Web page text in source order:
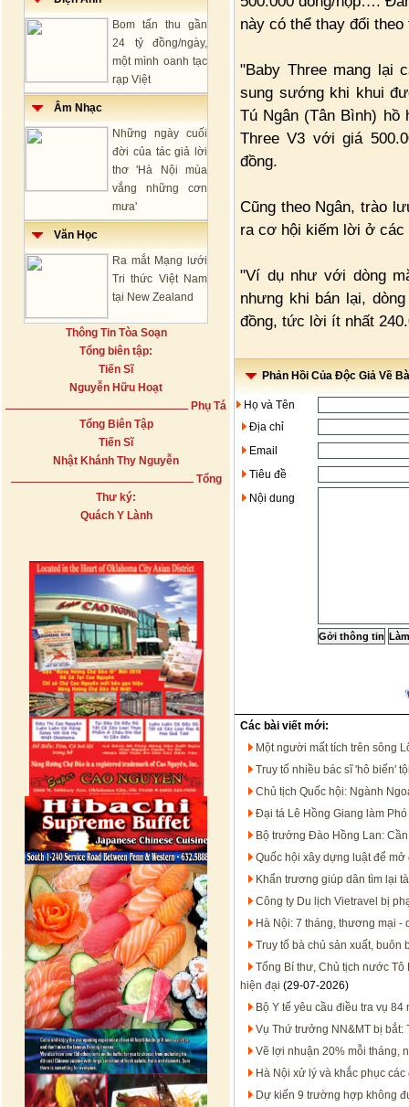
Bom tấn thu gần
24 tỷ đồng/ngày,
một mình oanh tạc
rạp Việt
Âm Nhạc
Những ngày cuối
đời của tác giả lời
thơ 'Hà Nội mùa
vắng những cơn
mưa'
Văn Học
Ra mắt Mạng lưới
Tri thức Việt Nam
tại New Zealand
Thông Tin Tòa Soạn
Tổng biên tập:
Tiến Sĩ
Nguyễn Hữu Hoạt
Phụ Tá
Tổng Biên Tập
Tiến Sĩ
Nhật Khánh Thy Nguyễn
Tổng
Thư ký:
Quách Y Lành
này có thể thay đổi
"Baby Three mang lại
sung sướng khi khui
Tú Ngân (Tân Bình) hồ
Three V3 với giá
đồng.
Cũng theo Ngân, trào
ra cơ hội kiếm lời ở các
"Ví dụ như với dòng
nhưng khi bán lại,
đồng, tức lời ít nhất
Phản Hồi Của Độc Giả Về
Họ và Tên
Địa chỉ
Email
Tiêu đề
Nội dung
Các bài viết mới:
Một người mất tích trên sông
Truy tố nhiều bác sĩ 'hô biến'
Chủ tịch Quốc hội: Ngành
Đại tá Lê Hồng Giang làm
Bộ trưởng Đào Hồng Lan:
Quốc hội xây dựng luật để
Khẩn trương giúp dân tìm lại
Công ty Du lịch Vietravel bị
Hà Nội: 7 tháng, thương mại -
Truy tố bà chủ sản xuất, buôn
Tổng Bí thư, Chủ tịch nước
hiện đại (29-07-2026)
Bộ Y tế yêu cầu điều tra vụ
Vụ Thứ trưởng NN&MT bị bắt:
Vẽ lợi nhuận 20% mỗi tháng,
Hà Nội xử lý và khắc phục
Dự kiến 9 trường hợp không